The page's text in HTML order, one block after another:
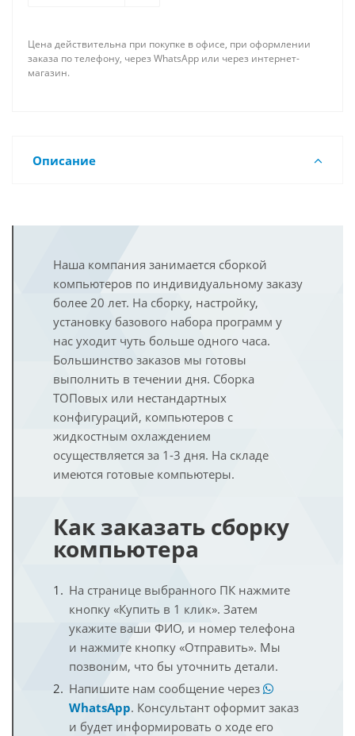
Цена действительна при покупке в офисе, при оформлении
заказа по телефону, через WhatsApp или через интернет-
магазин.
Описание
Наша компания занимается сборкой
компьютеров по индивидуальному заказу
более 20 лет. На сборку, настройку,
установку базового набора программ у
нас уходит чуть больше одного часа.
Большинство заказов мы готовы
выполнить в течении дня. Сборка
ТОПовых или нестандартных
конфигураций, компьютеров с
жидкостным охлаждением
осуществляется за 1-3 дня. На складе
имеются готовые компьютеры.
Как заказать сборку
компьютера
На странице выбранного ПК нажмите
кнопку «Купить в 1 клик». Затем
укажите ваши ФИО, и номер телефона
и нажмите кнопку «Отправить». Мы
позвоним, что бы уточнить детали.
Напишите нам сообщение через
WhatsApp. Консультант оформит заказ
и будет информировать о ходе его